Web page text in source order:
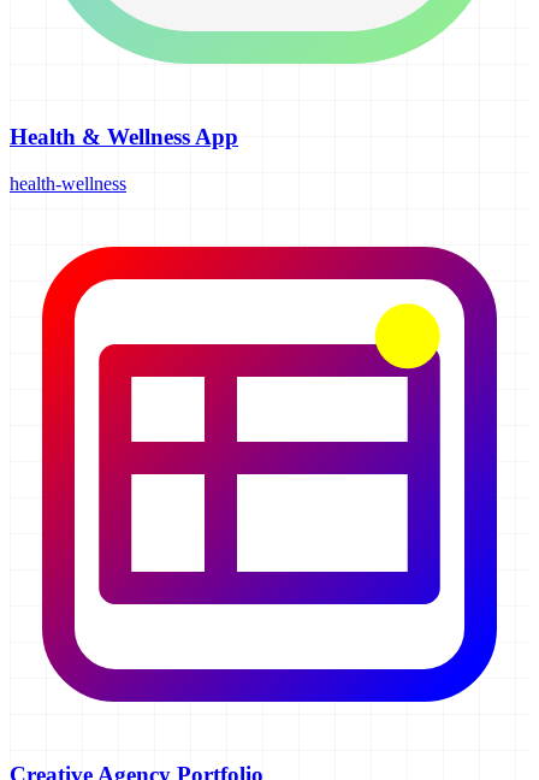
Health & Wellness App
health-wellness
Creative Agency Portfolio